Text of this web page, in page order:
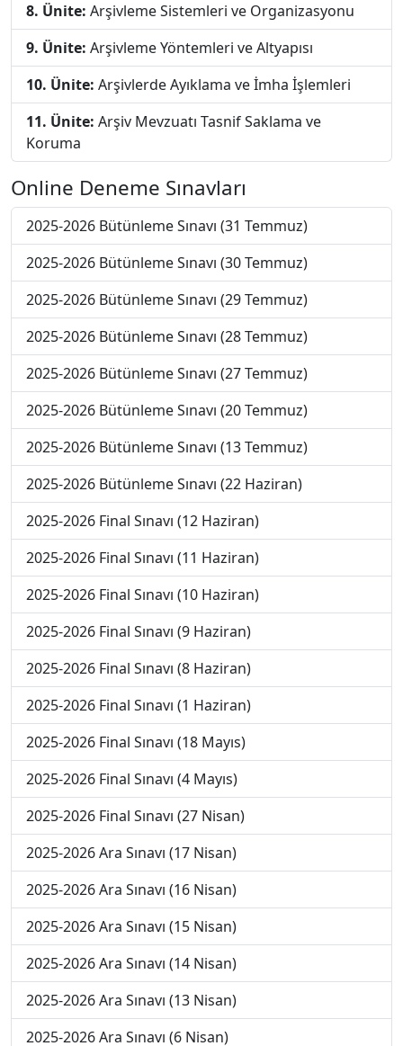
8. Ünite: Arşivleme Sistemleri ve Organizasyonu
9. Ünite: Arşivleme Yöntemleri ve Altyapısı
10. Ünite: Arşivlerde Ayıklama ve İmha İşlemleri
11. Ünite: Arşiv Mevzuatı Tasnif Saklama ve
Koruma
Online Deneme Sınavları
2025-2026 Bütünleme Sınavı (31 Temmuz)
2025-2026 Bütünleme Sınavı (30 Temmuz)
2025-2026 Bütünleme Sınavı (29 Temmuz)
2025-2026 Bütünleme Sınavı (28 Temmuz)
2025-2026 Bütünleme Sınavı (27 Temmuz)
2025-2026 Bütünleme Sınavı (20 Temmuz)
2025-2026 Bütünleme Sınavı (13 Temmuz)
2025-2026 Bütünleme Sınavı (22 Haziran)
2025-2026 Final Sınavı (12 Haziran)
2025-2026 Final Sınavı (11 Haziran)
2025-2026 Final Sınavı (10 Haziran)
2025-2026 Final Sınavı (9 Haziran)
2025-2026 Final Sınavı (8 Haziran)
2025-2026 Final Sınavı (1 Haziran)
2025-2026 Final Sınavı (18 Mayıs)
2025-2026 Final Sınavı (4 Mayıs)
2025-2026 Final Sınavı (27 Nisan)
2025-2026 Ara Sınavı (17 Nisan)
2025-2026 Ara Sınavı (16 Nisan)
2025-2026 Ara Sınavı (15 Nisan)
2025-2026 Ara Sınavı (14 Nisan)
2025-2026 Ara Sınavı (13 Nisan)
2025-2026 Ara Sınavı (6 Nisan)